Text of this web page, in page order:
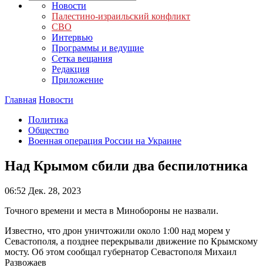
Новости
Палестино-израильский конфликт
СВО
Интервью
Программы и ведущие
Сетка вещания
Редакция
Приложение
Главная Новости
Политика
Общество
Военная операция России на Украине
Над Крымом сбили два беспилотника
06:52 Дек. 28, 2023
Точного времени и места в Минобороны не назвали.
Известно, что дрон уничтожили около 1:00 над морем у
Севастополя, а позднее перекрывали движение по Крымскому
мосту. Об этом сообщал губернатор Севастополя Михаил
Развожаев